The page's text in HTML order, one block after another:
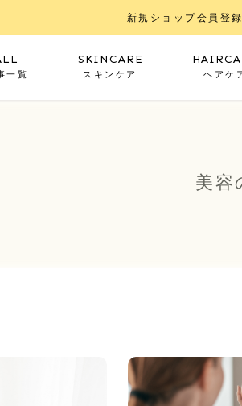
一覧
SKINCARE
スキンケア ヘアケ
新規ショップ会員登
美容